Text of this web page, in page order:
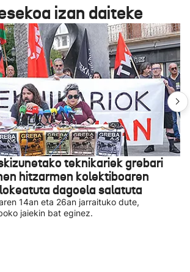
izan daiteke
teknikariek grebari
hitzarmen kolektiboaren
dagoela salatuta
14an eta 26an jarraituko dute,
jaiekin bat eginez.